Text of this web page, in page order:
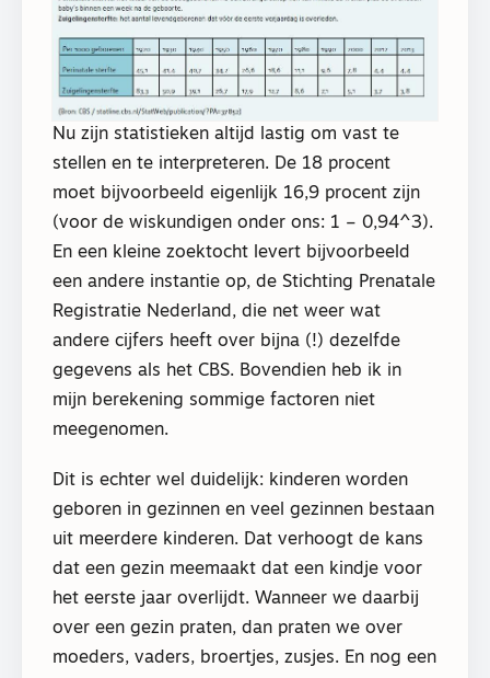
Nu zijn statistieken altijd lastig om vast te
stellen en te interpreteren. De 18 procent
moet bijvoorbeeld eigenlijk 16,9 procent zijn
(voor de wiskundigen onder ons: 1 – 0,94^3).
En een kleine zoektocht levert bijvoorbeeld
een andere instantie op, de Stichting Prenatale
Registratie Nederland, die net weer wat
andere cijfers heeft over bijna (!) dezelfde
gegevens als het CBS. Bovendien heb ik in
mijn berekening sommige factoren niet
meegenomen.
Dit is echter wel duidelijk: kinderen worden
geboren in gezinnen en veel gezinnen bestaan
uit meerdere kinderen. Dat verhoogt de kans
dat een gezin meemaakt dat een kindje voor
het eerste jaar overlijdt. Wanneer we daarbij
over een gezin praten, dan praten we over
moeders, vaders, broertjes, zusjes. En nog een